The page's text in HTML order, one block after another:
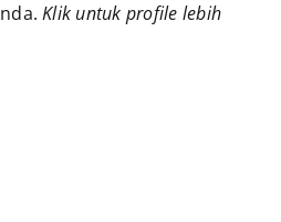
Klik untuk profile lebih